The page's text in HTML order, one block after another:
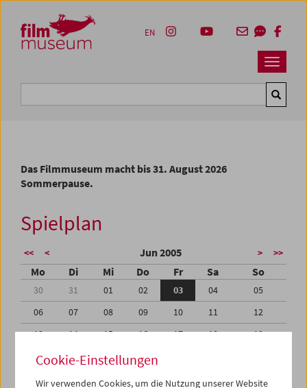
Zum Inhalt
Zum Hauptmenü
Zur Servicenavigation
Zum Suche
Navbar
EN
Das Filmmuseum macht bis 31. August 2026
Sommerpause.
Spielplan
<< < Jun 2005 > >>
Mo Di Mi Do Fr Sa So
30 31 01 02 03 04
05
06
07 08 09 10 11
12
13
14 15 16 17 18
19
20
21 22 23
27
29 01
03
Cookie-Einstellungen
Wir verwenden Cookies, um die Nutzung unserer Website